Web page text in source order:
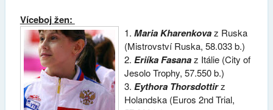
Víceboj žen:
1.Maria Kharenkovaz Ruska
(Mistrovství Ruska, 58.033 b.)
2. Eriíka Fasanaz Itálie (City of
Jesolo Trophy, 57.550 b.)
3. Eythora Thorsdottirz
Holandska (Euros 2nd Trial,